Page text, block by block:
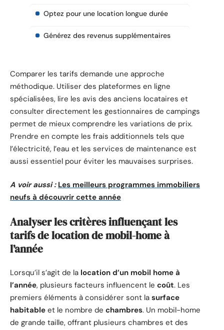
Optez pour une location longue durée
Générez des revenus supplémentaires
Comparer les tarifs demande une approche
méthodique. Utiliser des plateformes en ligne
spécialisées, lire les avis des anciens locataires et
consulter directement les gestionnaires de campings
permet de mieux comprendre les variations de prix.
Prendre en compte les frais additionnels tels que
l’électricité, l’eau et les services de maintenance est
aussi essentiel pour éviter les mauvaises surprises.
A voir aussi : Les meilleurs programmes immobiliers
neufs à découvrir cette année
Analyser les critères influençant les
tarifs de location de mobil-home à
l’année
Lorsqu’il s’agit de la location d’un mobil home à
l’année, plusieurs facteurs influencent le coût. Les
premiers éléments à considérer sont la surface
habitable et le nombre de chambres. Un mobil-home
de grande taille, offrant plusieurs chambres et des